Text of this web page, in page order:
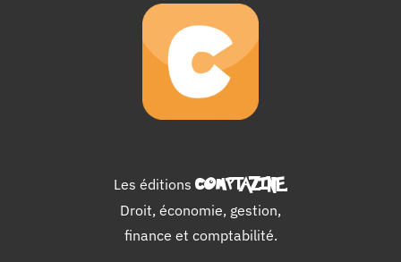
Les éditions COMPTAZINE.
Droit, économie, gestion,
finance et comptabilité.